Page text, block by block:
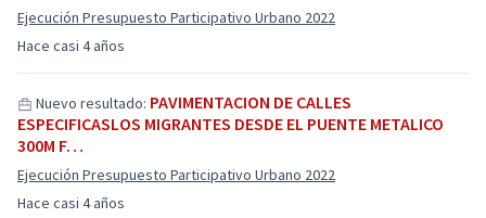
Hace casi 4 años
Ejecución Presupuesto Participativo Urbano 2022
Hace casi 4 años
Nuevo resultado: PAVIMENTACION DE CALLES
ESPECIFICASLOS MIGRANTES DESDE EL PUENTE METALICO
300M F…
Ejecución Presupuesto Participativo Urbano 2022